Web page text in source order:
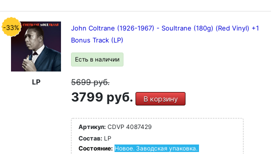
-33%
LP
John Coltrane (1926-1967) - Soultrane (180g) (Red Vinyl) +1
Bonus Track (LP)
Есть в наличии
5699руб.
3799 руб. В корзину
Артикул: CDVP 4087429
Состав: LP
Состояние: Новое. Заводская упаковка.